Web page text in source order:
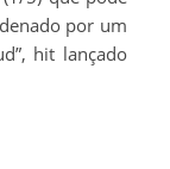
por um
hit lançado